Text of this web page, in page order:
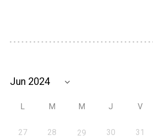
L M M J V
27 28 29 30 31